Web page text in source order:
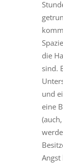
die
sind.
und
eine